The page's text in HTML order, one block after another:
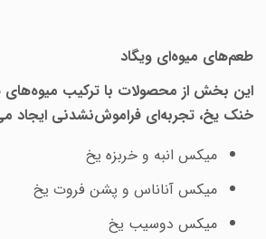
طعم‌های میوه‌ای ویگاد
این بخش از محصولات با ترکیب
خنک یخ، تجربه‌ای فراموش‌نشدنی ایجاد
میکس انبه و خربزه یخ
میکس آناناس و پشن فروت یخ
میکس دوسیب یخ